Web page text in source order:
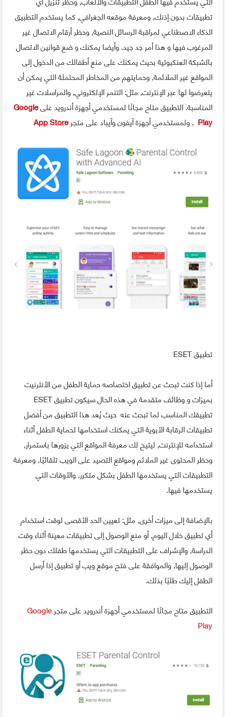
تطبيقات بدون إذنك, ومعرفة موقعه الجغرافي, كما يستخدم التطبيق
الذكاء الاصطناعي لمراقبة الرسائل النصية, وحظر أرقام الاتصال غير
المرغوب فيها و هذا أمر جد جيد. وأيضا يمكنك و ضع قوانين الاتصال
بالشبكة العنكبوتية بحيث يمكنك على منع أطفالك من الدخول إلى
المواقع غير الملائمة, وحمايتهم من المخاطر المحتملة التي يمكن أن
يتعرضوا لها عبر الإنترنت, مثل: التنمر الإلكتروني, والمراسلات غير
المناسبة. التطبيق متاح مجانًا لمستخدمي أجهزة أندرويد علىGoogle
Play , ولمستخدمي أجهزة آيفون وآيباد على متجرApp Store
تطبيق ESET
أما إذا كنت تبحث عن تطبيق اختصاصه حماية الطفل من الأنترنيت
بميزات و وظائف متقدمة في هذه الحال سيكون تطبيق ESET
تطبيقك المناسب لما تبحث عنه حيث يُعد هذا التطبيق من أفضل
تطبيقات الرقابة الأبوية التي يمكنك استخدامها لحماية الطفل أثناء
استخدامه للإنترنت, ليتيح لك معرفة المواقع التي يزورها باستمرار,
وحظر المحتوى غير الملائم ومواقع التصيد على الويب تلقائيًا, ومعرفة
التطبيقات التي يستخدمها الطفل بشكل متكرر, والأوقات التي
يستخدمها فيها.
بالإضافة إلى ميزات أخرى, مثل: تعيين الحد الأقصى لوقت استخدام
أي تطبيق خلال اليوم, أو منع الوصول إلى تطبيقات معينة أثناء وقت
الدراسة, والإشراف على التطبيقات التي يستخدمها طفلك دون حظر
الوصول إليها, والموافقة على فتح موقع ويب أو تطبيق إذا أرسل
الطفل إليك طلبًا بذلك.
التطبيق متاح مجانًا لمستخدمي أجهزة أندرويد على متجرGoogle
Play